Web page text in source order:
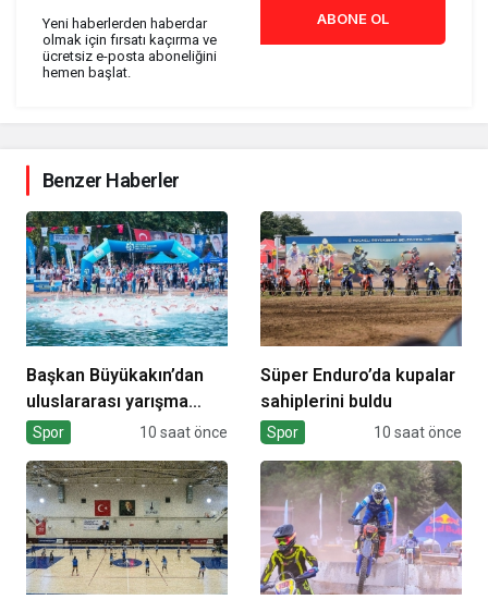
Yeni haberlerden haberdar
olmak için fırsatı kaçırma ve
ücretsiz e-posta aboneliğini
hemen başlat.
ABONE OL
Benzer Haberler
Başkan Büyükakın’dan
uluslararası yarışma
müjdesi
Spor 10 saat önce
Süper Enduro’da kupalar
sahiplerini buldu
Spor 10 saat önce